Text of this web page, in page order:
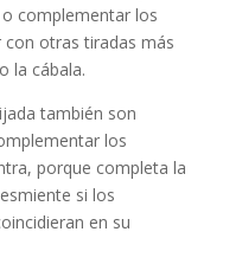
complementar los
otras tiradas más
la cábala.
también son
los
porque completa la
si los
en su